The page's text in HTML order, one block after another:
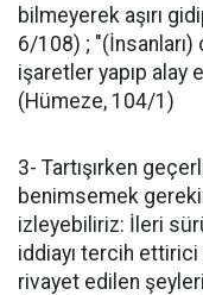
bilmeyerek aşırı
6/108) ;
işaretler yapıp alay
(Hümeze, 104/1)
3- Tartışırken
benimsemek
izleyebiliriz: İleri
iddiayı tercih ettirici
rivayet edilen